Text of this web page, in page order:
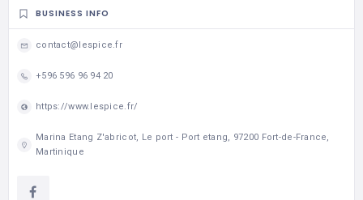
BUSINESS INFO
contact@lespice.fr
+596 596 96 94 20
https://www.lespice.fr/
Marina Etang Z'abricot, Le port - Port etang, 97200 Fort-de-France,
Martinique